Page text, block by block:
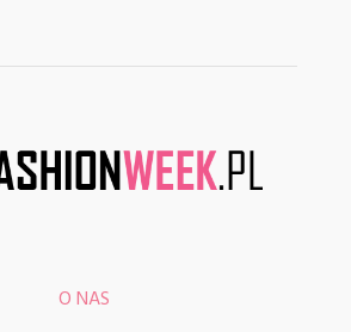
O NAS